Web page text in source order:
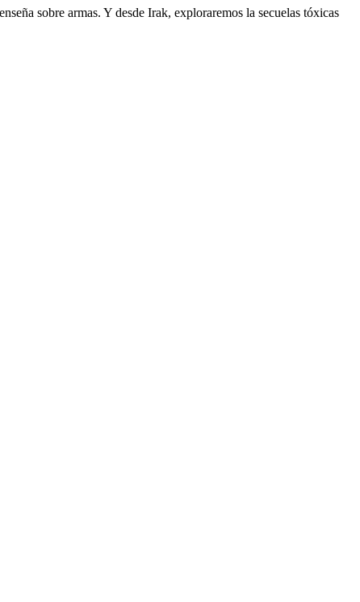
sobre armas. Y desde Irak, exploraremos la secuelas tóxicas